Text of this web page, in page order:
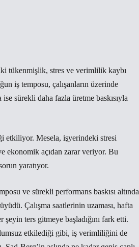
tükenmişlik, stres ve verimlilik kaybı
iş temposu, çalışanların üzerinde
sürekli daha fazla üretme baskısıyla
etkiliyor. Mesela, işyerindeki stresi
ekonomik açıdan zarar veriyor. Bu
yaratıyor.
ve sürekli performans baskısı altında
Çalışma saatlerinin uzaması, hafta
ters gitmeye başladığını fark etti.
etkilediği gibi, iş verimliliğini de